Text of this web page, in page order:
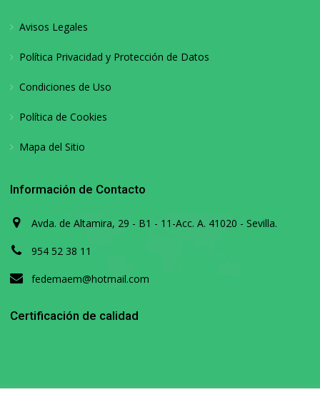
Avisos Legales
Política Privacidad y Protección de Datos
Condiciones de Uso
Política de Cookies
Mapa del Sitio
Información de Contacto
Avda. de Altamira, 29 - B1 - 11-Acc. A. 41020 - Sevilla.
954 52 38 11
fedemaem@hotmail.com
Certificación de calidad